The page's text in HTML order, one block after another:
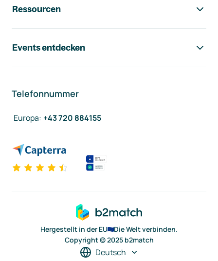
Ressourcen
Events entdecken
Telefonnummer
Europa: +43 720 884155
Hergestellt in der EU
Die Welt verbinden.
Copyright © 2025 b2match
Deutsch